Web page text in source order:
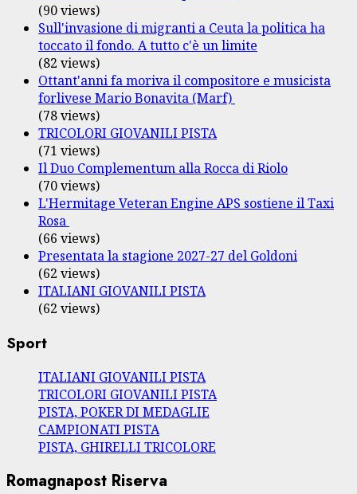
(90 views)
Sull'invasione di migranti a Ceuta la politica ha
toccato il fondo. A tutto c'è un limite
(82 views)
Ottant'anni fa moriva il compositore e musicista
forlivese Mario Bonavita (Marf)
(78 views)
TRICOLORI GIOVANILI PISTA
(71 views)
Il Duo Complementum alla Rocca di Riolo
(70 views)
L'Hermitage Veteran Engine APS sostiene il Taxi
Rosa
(66 views)
Presentata la stagione 2027-27 del Goldoni
(62 views)
ITALIANI GIOVANILI PISTA
(62 views)
Sport
ITALIANI GIOVANILI PISTA
TRICOLORI GIOVANILI PISTA
PISTA, POKER DI MEDAGLIE
CAMPIONATI PISTA
PISTA, GHIRELLI TRICOLORE
Romagnapost Riserva